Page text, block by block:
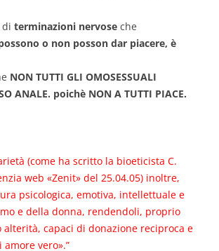
terminazioni nervose che
o non posson dar piacere, è
NON TUTTI GLI OMOSESSUALI
ANALE. poichè NON A TUTTI PIACE.
(come ha scritto la bioeticista C.
web «Zenit» del 25.04.05) inoltre,
psicologica, emotiva, intellettuale e
e della donna, rendendoli, proprio
alterità, capaci di donazione reciproca e
vero».”